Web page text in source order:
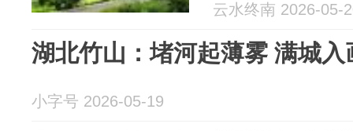
云水终南 2026-05-
湖北竹山：堵河起薄雾 满城入
小字号 2026-05-19